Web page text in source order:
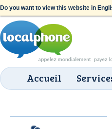
Do you want to view this website in
Accueil